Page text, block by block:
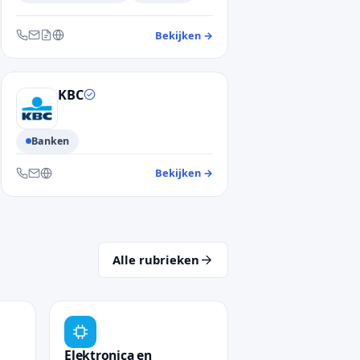
Proximus
Bereikbaar via telefoon, e-mail, contactformulier en website
Bekijken →
bpost
KBC
Banken
Bereikbaar via telefoon, e-mail en website
Bekijken →
Alle rubrieken
Elektronica en